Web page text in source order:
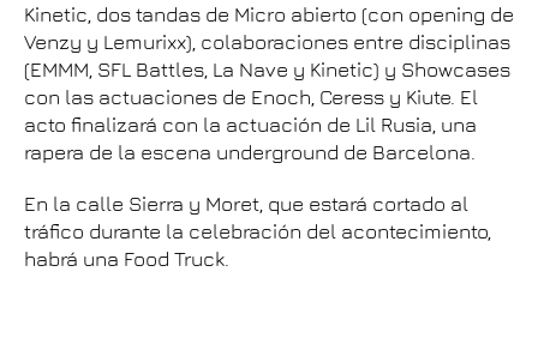
Kinetic, dos tandas de Micro abierto (con opening de
Venzy y Lemurixx), colaboraciones entre disciplinas
(EMMM, SFL Battles, La Nave y Kinetic) y Showcases
con las actuaciones de Enoch, Ceress y Kiute. El
acto finalizará con la actuación de Lil Rusia, una
rapera de la escena underground de Barcelona.
En la calle Sierra y Moret, que estará cortado al
tráfico durante la celebración del acontecimiento,
habrá una Food Truck.